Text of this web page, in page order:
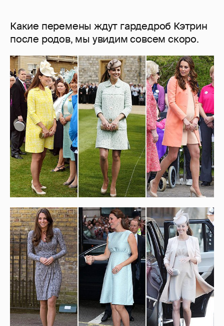
Какие перемены ждут гардедроб Кэтрин
после родов, мы увидим совсем скоро.